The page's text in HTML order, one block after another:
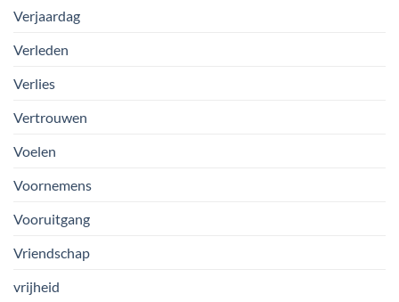
Verjaardag
Verleden
Verlies
Vertrouwen
Voelen
Voornemens
Vooruitgang
Vriendschap
vrijheid